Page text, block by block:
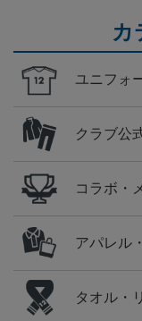
カ
ユニフォ
クラブ公
コラボ・
アパレル
タオル・